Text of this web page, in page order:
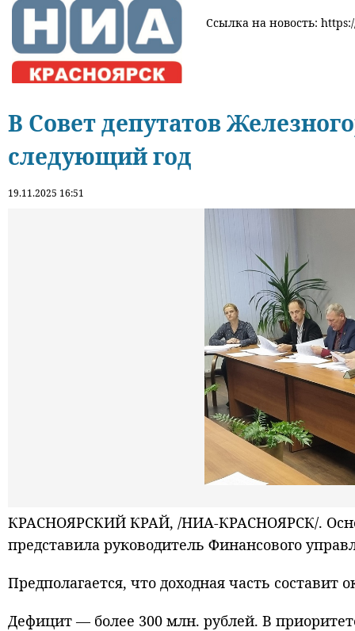
Ссылка на новость:
В Совет депутатов
следующий год
19.11.2025 16:51
КРАСНОЯРСКИЙ КРАЙ, /НИА-КРАСНОЯРСК/.
представила руководитель Финансового
Предполагается, что доходная часть
Дефицит — более 300 млн. рублей. В